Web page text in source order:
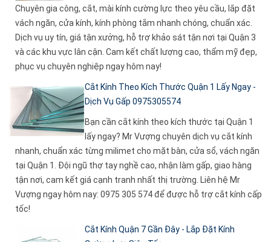
Chuyên gia công, cắt, mài kính cường lực theo yêu cầu, lắp đặt
vách ngăn, cửa kính, kính phòng tắm nhanh chóng, chuẩn xác.
Dịch vụ uy tín, giá tận xưởng, hỗ trợ khảo sát tận nơi tại Quận 3
và các khu vực lân cận. Cam kết chất lượng cao, thẩm mỹ đẹp,
phục vụ chuyên nghiệp ngay hôm nay!
Cắt Kính Theo Kích Thước Quận 1 Lấy Ngay -
Dịch Vụ Gấp 0975305574
Bạn cần cắt kính theo kích thước tại Quận 1
lấy ngay? Mr Vượng chuyên dịch vụ cắt kính
nhanh, chuẩn xác từng milimet cho mặt bàn, cửa sổ, vách ngăn
tại Quận 1. Đội ngũ thợ tay nghề cao, nhận làm gấp, giao hàng
tận nơi, cam kết giá cạnh tranh nhất thị trường. Liên hệ Mr
Vượng ngay hôm nay: 0975 305 574 để được hỗ trợ cắt kính cấp
tốc!
Cắt Kính Quận 7 Gần Đây - Lắp Đặt Kính